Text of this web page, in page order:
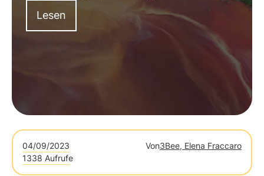
erfahren Sie, wie 3Bee mit innovativen
technologischen Lösungen gegen diesen
globalen Notstand vorgeht.
Lesen
04/09/2023 Von3Bee, Elena Fraccaro
1338 Aufrufe